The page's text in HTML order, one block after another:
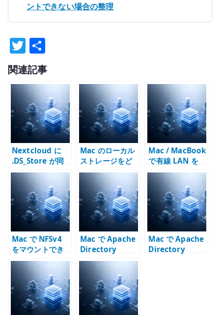
ントできない場合の整理
T
w
it
te
r
有
関連記事
Nextcloud に
.DS_Store が同
期される問題 –
Mac と共有スト
レージのメタデ
ータをどう扱う
Mac のローカル
ストレージをど
う考えるか –
Samba /
Nextcloud 時代
のファイル運用
Mac / MacBook
で有線 LAN を
Wi-Fi より優先す
る方法 – サービ
ス順序と route
で確認する
Mac で NFSv4
をマウントでき
ない時の確認点 –
Finder と
mount_nfs を分
けて見る
Mac で Apache
Directory
Studio が起動し
ない時の確認点 –
Apple Silicon、
Java、LDAP /
LDAPS
Mac で Apache
Directory